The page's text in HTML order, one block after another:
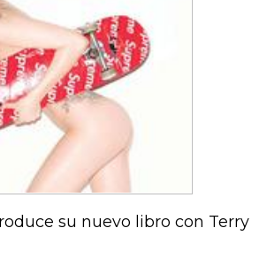
su nuevo libro con Terry